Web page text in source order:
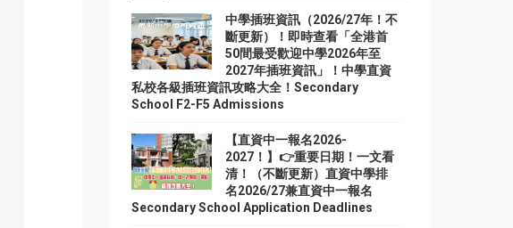
中學插班資訊（2026/27年！不
斷更新）！即時查看「全港首
50間最受歡迎中學2026年至
2027年插班資訊」！中學直資
私校各級插班資訊攻略大全！Secondary
School F2-F5 Admissions
【直資中一報名2026-
2027！】👉重要日期！一文看
清！（不斷更新）直資中學排
名2026/27兼直資中一報名
Secondary School Application Deadlines